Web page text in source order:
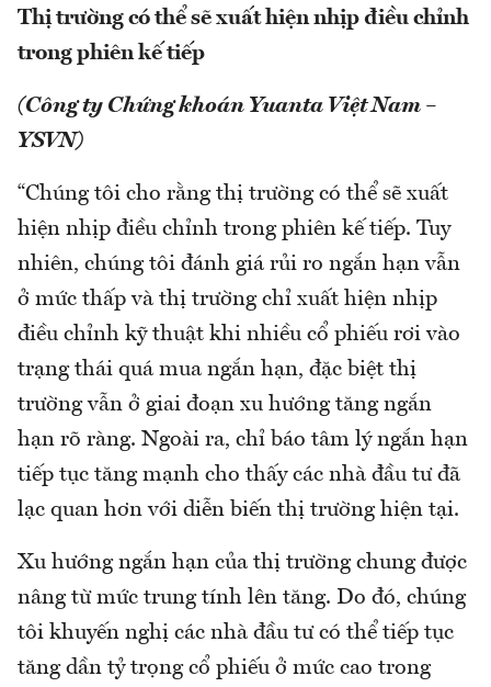
Thị trường có thể sẽ xuất hiện nhịp điều chỉnh
trong phiên kế tiếp
(Công ty Chứng khoán Yuanta Việt Nam –
YSVN)
“Chúng tôi cho rằng thị trường có thể sẽ xuất
hiện nhịp điều chỉnh trong phiên kế tiếp. Tuy
nhiên, chúng tôi đánh giá rủi ro ngắn hạn vẫn
ở mức thấp và thị trường chỉ xuất hiện nhịp
điều chỉnh kỹ thuật khi nhiều cổ phiếu rơi vào
trạng thái quá mua ngắn hạn, đặc biệt thị
trường vẫn ở giai đoạn xu hướng tăng ngắn
hạn rõ ràng. Ngoài ra, chỉ báo tâm lý ngắn hạn
tiếp tục tăng mạnh cho thấy các nhà đầu tư đã
lạc quan hơn với diễn biến thị trường hiện tại.
Xu hướng ngắn hạn của thị trường chung được
nâng từ mức trung tính lên tăng. Do đó, chúng
tôi khuyến nghị các nhà đầu tư có thể tiếp tục
tăng dần tỷ trọng cổ phiếu ở mức cao trong